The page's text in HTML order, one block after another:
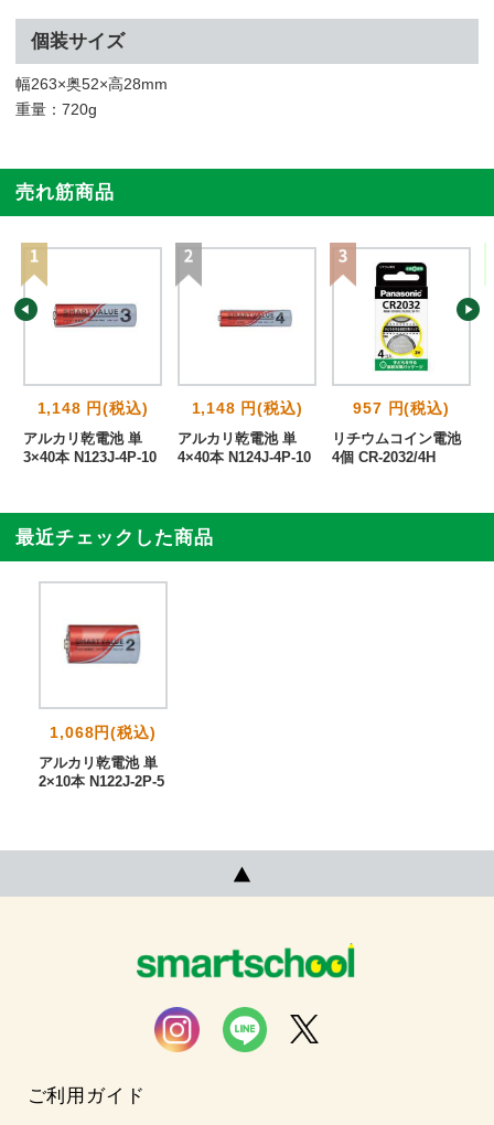
個装サイズ
幅263×奥52×高28mm
重量：720g
売れ筋商品
1,148 円(税込)
アルカリ乾電池 単
3×40本 N123J-4P-10
1,148 円(税込)
アルカリ乾電池 単
4×40本 N124J-4P-10
957 円(税込)
リチウムコイン電池
4個 CR-2032/4H
最近チェックした商品
1,068円(税込)
アルカリ乾電池 単
2×10本 N122J-2P-5
ご利用ガイド